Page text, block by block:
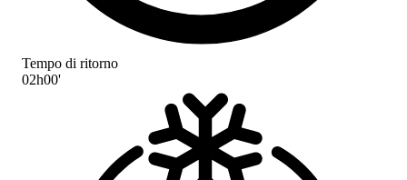
Tempo di ritorno
02h00'